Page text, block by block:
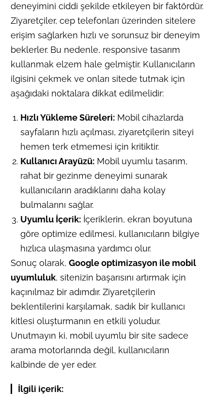
deneyimini ciddi şekilde etkileyen bir faktördür.
Ziyaretçiler, cep telefonları üzerinden sitelere
erişim sağlarken hızlı ve sorunsuz bir deneyim
beklerler. Bu nedenle, responsive tasarım
kullanmak elzem hale gelmiştir. Kullanıcıların
ilgisini çekmek ve onları sitede tutmak için
aşağıdaki noktalara dikkat edilmelidir:
Hızlı Yükleme Süreleri: Mobil cihazlarda
sayfaların hızlı açılması, ziyaretçilerin siteyi
hemen terk etmemesi için kritiktir.
Kullanıcı Arayüzü: Mobil uyumlu tasarım,
rahat bir gezinme deneyimi sunarak
kullanıcıların aradıklarını daha kolay
bulmalarını sağlar.
Uyumlu İçerik: İçeriklerin, ekran boyutuna
göre optimize edilmesi, kullanıcıların bilgiye
hızlıca ulaşmasına yardımcı olur.
Sonuç olarak,Google optimizasyon ile mobil
uyumluluk, sitenizin başarısını artırmak için
kaçınılmaz bir adımdır. Ziyaretçilerin
beklentilerini karşılamak, sadık bir kullanıcı
kitlesi oluşturmanın en etkili yoludur.
Unutmayın ki, mobil uyumlu bir site sadece
arama motorlarında değil, kullanıcıların
kalbinde de yer eder.
İlgili içerik: